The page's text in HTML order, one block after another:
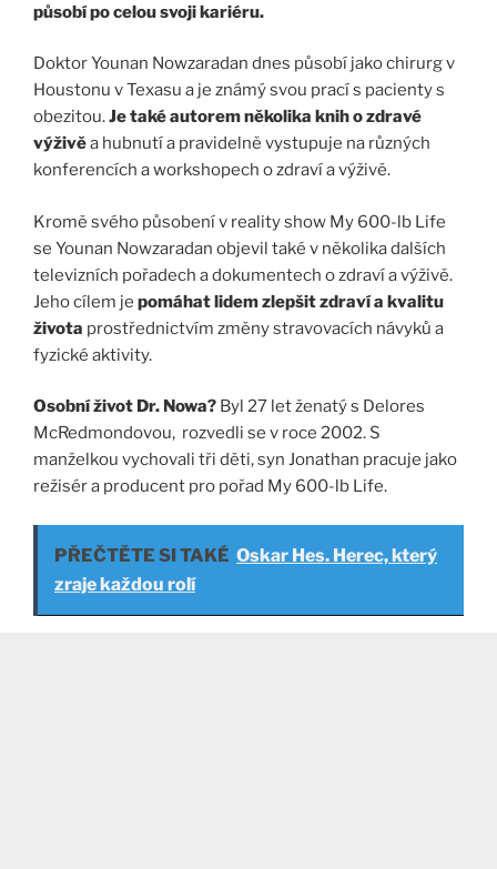
působí po celou svoji kariéru.
Doktor Younan Nowzaradan dnes působí jako chirurg v
Houstonu v Texasu a je známý svou prací s pacienty s
obezitou.Je také autorem několika knih o zdravé
výživěa hubnutí a pravidelně vystupuje na různých
konferencích a workshopech o zdraví a výživě.
Kromě svého působení v reality show My 600-lb Life
se Younan Nowzaradan objevil také v několika dalších
televizních pořadech a dokumentech o zdraví a výživě.
Jeho cílem je pomáhat lidem zlepšit zdraví a kvalitu
života prostřednictvím změny stravovacích návyků a
fyzické aktivity.
Osobní život Dr. Nowa? Byl 27 let ženatý s Delores
McRedmondovou, rozvedli se v roce 2002. S
manželkou vychovali tři děti, syn Jonathan pracuje jako
režisér a producent pro pořad My 600-lb Life.
PŘEČTĚTE SI TAKÉ Oskar Hes. Herec, který
zraje každou rolí